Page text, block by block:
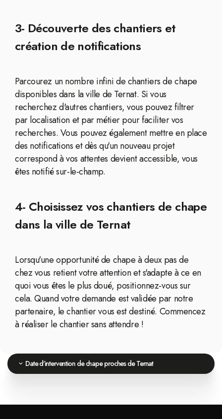
3- Découverte des chantiers et
création de notifications
Parcourez un nombre infini de chantiers de chape
disponibles dans la ville de Ternat. Si vous
recherchez d'autres chantiers, vous pouvez filtrer
par localisation et par métier pour faciliter vos
recherches. Vous pouvez également mettre en place
des notifications et dès qu'un nouveau projet
correspond à vos attentes devient accessible, vous
êtes notifié sur-le-champ.
4- Choisissez vos chantiers de chape
dans la ville de Ternat
Lorsqu'une opportunité de chape à deux pas de
chez vous retient votre attention et s'adapte à ce en
quoi vous êtes le plus doué, positionnez-vous sur
cela. Quand votre demande est validée par notre
partenaire, le chantier vous est destiné. Commencez
à réaliser le chantier sans attendre !
Date d'intervention de chape proches de Ternat